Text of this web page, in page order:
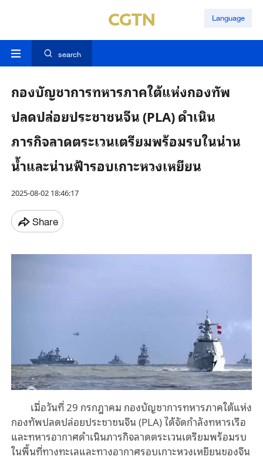
Language
search
กองบัญชาการทหารภาคใต้แห่งกองทัพ
ปลดปล่อยประชาชนจีน (PLA) ดำเนิน
ภารกิจลาดตระเวนเตรียมพร้อมรบในน่าน
น้ำและน่านฟ้ารอบเกาะหวงเหยียน
2025-08-02 18:46:17
Share
เมื่อวันที่29 กรกฎาคม กองบัญชาการทหารภาคใต้แห่ง
กองทัพปลดปล่อยประชาชนจีน(PLA)ได้จัดกำลังทหารเรือ
และทหารอากาศดำเนินภารกิจลาดตระเวนเตรียมพร้อมรบ
ในพื้นที่ทางทะเลและทางอากาศรอบเกาะหวงเหยียนของจีน